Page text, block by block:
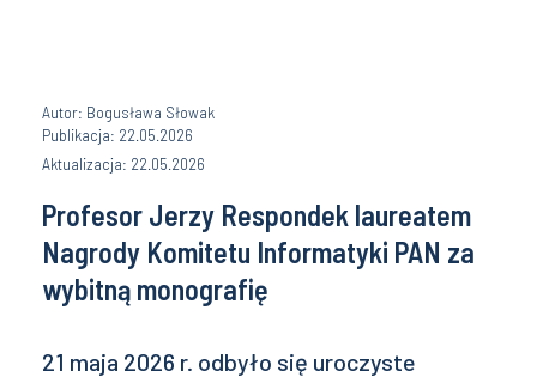
Autor: Bogusława Słowak
Publikacja: 22.05.2026
Aktualizacja: 22.05.2026
Profesor Jerzy Respondek laureatem
Nagrody Komitetu Informatyki PAN za
wybitną monografię
21 maja 2026 r. odbyło się uroczyste